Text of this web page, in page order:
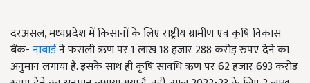
दरअसल, मध्यप्रदेश में किसानों के लिए राष्ट्रीय ग्रामीण एवं कृषि विकास
बैंक-नाबार्डने फसली ऋण पर 1 लाख 18 हजार 288 करोड़ रुपए देने का
अनुमान लगाया है. इसके साथ ही कृषि सावधि ऋण पर 62 हजार 693 करोड़